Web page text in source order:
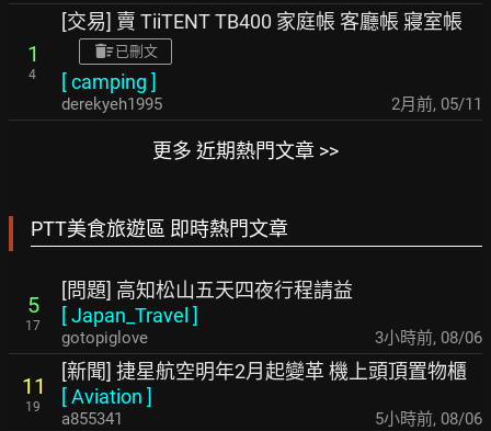
1
4
[交易] 賣 TiiTENT TB400 家庭帳 客廳帳 寢室帳
已刪文
[camping ]
derekyeh1995 2月前, 05/11
更多 近期熱門文章 >>
PTT美食旅遊區 即時熱門文章
5
17
[問題] 高知松山五天四夜行程請益
[Japan_Travel ]
gotopiglove 3小時前, 08/06
11
19
[新聞] 捷星航空明年2月起變革 機上頭頂置物櫃
[Aviation ]
a855341 5小時前, 08/06